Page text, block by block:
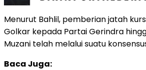
Menurut Bahlil, pemberian jatah
Golkar kepada Partai Gerindra
Muzani telah melalui suatu
Baca Juga: